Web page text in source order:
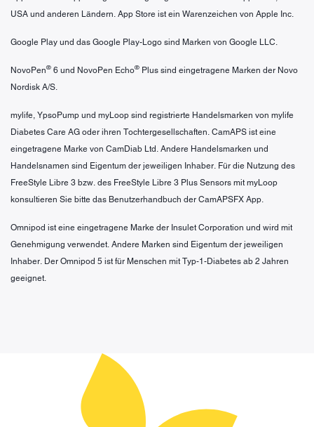
USA und anderen Ländern. App Store ist ein Warenzeichen von Apple Inc.
Google Play und das Google Play-Logo sind Marken von Google LLC.
NovoPen® 6 und NovoPen Echo® Plus sind eingetragene Marken der Novo
Nordisk A/S.
mylife, YpsoPump und myLoop sind registrierte Handelsmarken von mylife
Diabetes Care AG oder ihren Tochtergesellschaften. CamAPS ist eine
eingetragene Marke von CamDiab Ltd. Andere Handelsmarken und
Handelsnamen sind Eigentum der jeweiligen Inhaber. Für die Nutzung des
FreeStyle Libre 3 bzw. des FreeStyle Libre 3 Plus Sensors mit myLoop
konsultieren Sie bitte das Benutzerhandbuch der CamAPSFX App.
Omnipod ist eine eingetragene Marke der Insulet Corporation und wird mit
Genehmigung verwendet. Andere Marken sind Eigentum der jeweiligen
Inhaber. Der Omnipod 5 ist für Menschen mit Typ-1-Diabetes ab 2 Jahren
geeignet.